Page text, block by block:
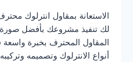
الاستعانة بمقاول انترلوك
لك تنفيذ مشروعك بأفضل صورة
المقاول المحترف بخبرة
أنواع الانترلوك وتصميمه